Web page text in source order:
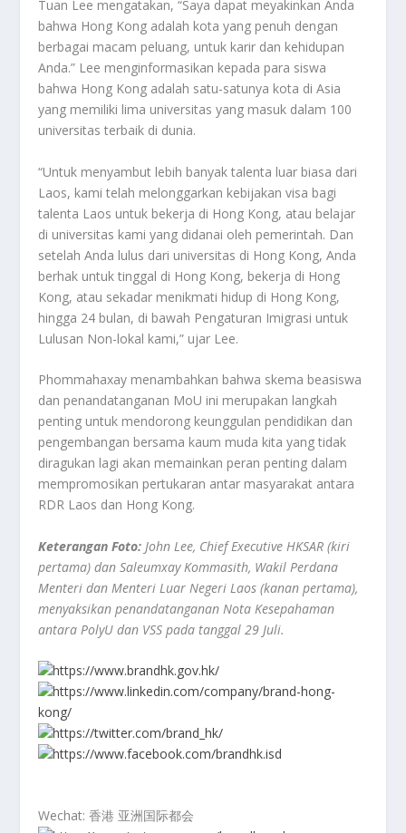
Tuan Lee mengatakan, “Saya dapat meyakinkan Anda
bahwa Hong Kong adalah kota yang penuh dengan
berbagai macam peluang, untuk karir dan kehidupan
Anda.” Lee menginformasikan kepada para siswa
bahwa Hong Kong adalah satu-satunya kota di Asia
yang memiliki lima universitas yang masuk dalam 100
universitas terbaik di dunia.
“Untuk menyambut lebih banyak talenta luar biasa dari
Laos, kami telah melonggarkan kebijakan visa bagi
talenta Laos untuk bekerja di Hong Kong, atau belajar
di universitas kami yang didanai oleh pemerintah. Dan
setelah Anda lulus dari universitas di Hong Kong, Anda
berhak untuk tinggal di Hong Kong, bekerja di Hong
Kong, atau sekadar menikmati hidup di Hong Kong,
hingga 24 bulan, di bawah Pengaturan Imigrasi untuk
Lulusan Non-lokal kami,” ujar Lee.
Phommahaxay menambahkan bahwa skema beasiswa
dan penandatanganan MoU ini merupakan langkah
penting untuk mendorong keunggulan pendidikan dan
pengembangan bersama kaum muda kita yang tidak
diragukan lagi akan memainkan peran penting dalam
mempromosikan pertukaran antar masyarakat antara
RDR Laos dan Hong Kong.
Keterangan Foto: John Lee, Chief Executive HKSAR (kiri
pertama) dan Saleumxay Kommasith, Wakil Perdana
Menteri dan Menteri Luar Negeri Laos (kanan pertama),
menyaksikan penandatanganan Nota Kesepahaman
antara PolyU dan VSS pada tanggal 29 Juli.
https://www.brandhk.gov.hk/
https://www.linkedin.com/company/brand-hong-
kong/
https://twitter.com/brand_hk/
https://www.facebook.com/brandhk.isd
Wechat: 香港 亚洲国际都会